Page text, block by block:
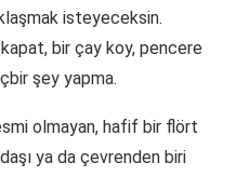
isteyeceksin.
bir çay koy, pencere
şey yapma.
olmayan, hafif bir flört
ya da çevrenden biri